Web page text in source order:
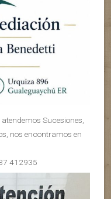
Sucesiones,
nos encontramos en
412935